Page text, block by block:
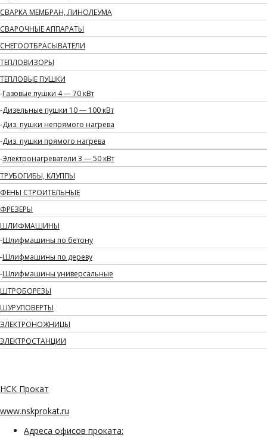
СВАРКА МЕМБРАН, ЛИНОЛЕУМА
СВАРОЧНЫЕ АППАРАТЫ
СНЕГООТБРАСЫВАТЕЛИ
ТЕПЛОВИЗОРЫ
ТЕПЛОВЫЕ ПУШКИ
Газовые пушки 4 — 70 кВт
Дизельные пушки 10 — 100 кВт
Диз. пушки непрямого нагрева
Диз. пушки прямого нагрева
Электронагреватели 3 — 50 кВт
ТРУБОГИБЫ, КЛУППЫ
ФЕНЫ СТРОИТЕЛЬНЫЕ
ФРЕЗЕРЫ
ШЛИФМАШИНЫ
Шлифмашины по бетону
Шлифмашины по дереву
Шлифмашины универсальные
ШТРОБОРЕЗЫ
ШУРУПОВЕРТЫ
ЭЛЕКТРОНОЖНИЦЫ
ЭЛЕКТРОСТАНЦИИ
НСК Прокат
www.nskprokat.ru
Адреса офисов проката: